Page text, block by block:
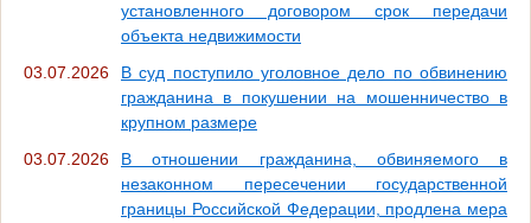
установленного договором срок передачи
объекта недвижимости
03.07.2026
В суд поступило уголовное дело по обвинению
гражданина в покушении на мошенничество в
крупном размере
03.07.2026
В отношении гражданина, обвиняемого в
незаконном пересечении государственной
границы Российской Федерации, продлена мера